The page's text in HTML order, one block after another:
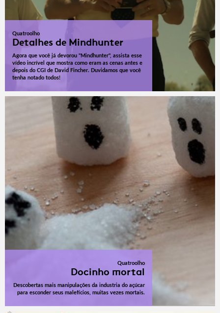
Quatroolho
Detalhes de Mindhunter
Agora que você já devorou "Mindhunter", assista esse
vídeo incrível que mostra como eram as cenas antes e
depois do CGI de David Fincher. Duvidamos que você
tenha notado todos!
Quatroolho
Docinho mortal
Descobertas mais manipulações da industria do açúcar
para esconder seus malefícios, muitas vezes mortais.